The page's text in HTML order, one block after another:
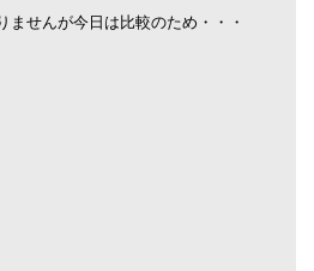
せんが今日は比較のため・・・